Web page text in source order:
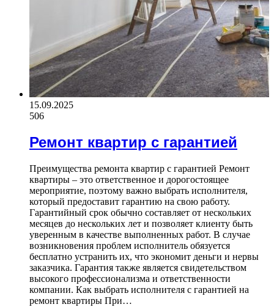
15.09.2025
506
Ремонт квартир с гарантией
Преимущества ремонта квартир с гарантией Ремонт
квартиры – это ответственное и дорогостоящее
мероприятие, поэтому важно выбрать исполнителя,
который предоставит гарантию на свою работу.
Гарантийный срок обычно составляет от нескольких
месяцев до нескольких лет и позволяет клиенту быть
уверенным в качестве выполненных работ. В случае
возникновения проблем исполнитель обязуется
бесплатно устранить их, что экономит деньги и нервы
заказчика. Гарантия также является свидетельством
высокого профессионализма и ответственности
компании. Как выбрать исполнителя с гарантией на
ремонт квартиры При…